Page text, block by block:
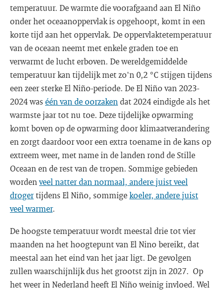
temperatuur. De warmte die voorafgaand aan El Niño
onder het oceaanoppervlak is opgehoopt, komt in een
korte tijd aan het oppervlak. De oppervlaktetemperatuur
van de oceaan neemt met enkele graden toe en
verwarmt de lucht erboven. De wereldgemiddelde
temperatuur kan tijdelijk met zo'n 0,2 °C stijgen tijdens
een zeer sterke El Niño-periode. De El Niño van 2023-
2024 waséén van de oorzaken dat 2024 eindigde als het
warmste jaar tot nu toe. Deze tijdelijke opwarming
komt boven op de opwarming door klimaatverandering
en zorgt daardoor voor een extra toename in de kans op
extreem weer, met name in de landen rond de Stille
Oceaan en de rest van de tropen. Sommige gebieden
wordenveel natter dan normaal, andere juist veel
drogertijdens El Niño, sommigekoeler, andere juist
veel warmer.
De hoogste temperatuur wordt meestal drie tot vier
maanden na het hoogtepunt van El Nino bereikt, dat
meestal aan het eind van het jaar ligt. De gevolgen
zullen waarschijnlijk dus het grootst zijn in 2027. Op
het weer in Nederland heeft El Niño weinig invloed. Wel